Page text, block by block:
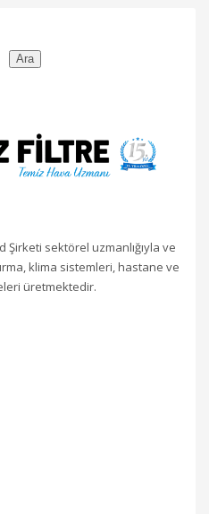
Ara
Şirketi sektörel uzmanlığıyla ve
klima sistemleri, hastane ve
üretmektedir.